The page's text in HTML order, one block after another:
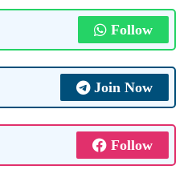
Follow
Join Now
Follow